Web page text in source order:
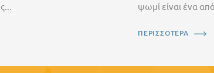
ψωμί είναι ένα
ΠΕΡΙΣΣΟΤΕΡΑ